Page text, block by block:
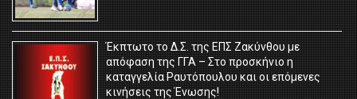
Έκπτωτο το Δ.Σ. της ΕΠΣ Ζακύνθου με
απόφαση της ΓΓΑ – Στο προσκήνιο η
καταγγελία Ραυτόπουλου και οι επόμενες
κινήσεις της Ένωσης!